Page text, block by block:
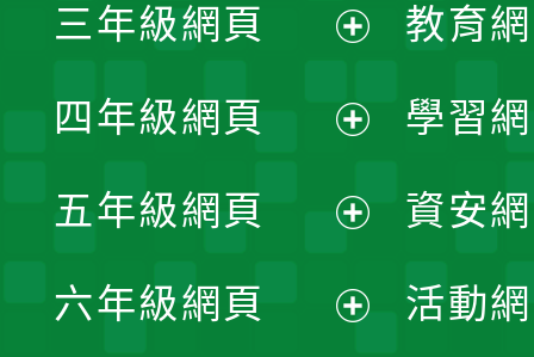
選
單
開
選
單
三年級網頁
開
選
單
四年級網頁
開
選
五年級網頁
開
六年級網頁
教育
學習
資安
活動